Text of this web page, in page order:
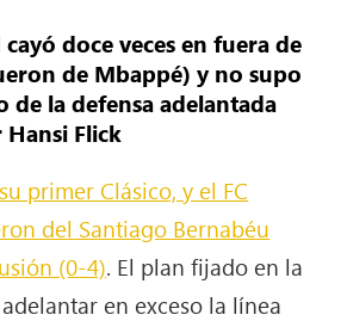
doce veces en fuera de
de Mbappé) y no supo
de la defensa adelantada
Flick
primer Clásico, y el FC
del Santiago Bernabéu
(0-4). El plan fijado en la
en exceso la línea